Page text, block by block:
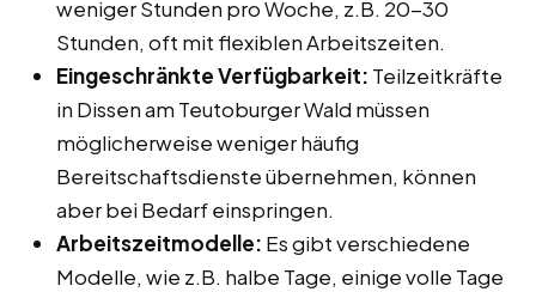
weniger Stunden pro Woche, z.B. 20-30
Stunden, oft mit flexiblen Arbeitszeiten.
Eingeschränkte Verfügbarkeit: Teilzeitkräfte
in Dissen am Teutoburger Wald müssen
möglicherweise weniger häufig
Bereitschaftsdienste übernehmen, können
aber bei Bedarf einspringen.
Arbeitszeitmodelle: Es gibt verschiedene
Modelle, wie z.B. halbe Tage, einige volle Tage